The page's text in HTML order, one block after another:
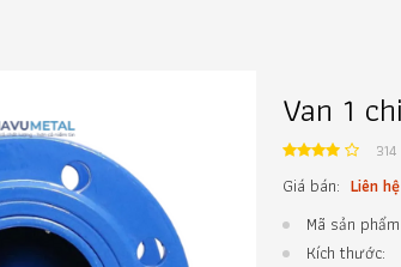
Van 1
Giá bán: Liên hệ
Mã sản
Kích thước: